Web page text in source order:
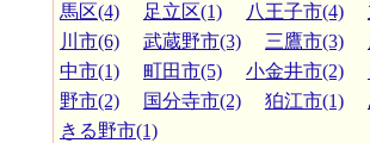
馬区(4)
足立区(1) 八王子市(4)
川市(6)
武蔵野市(3) 三鷹市(3)
中市(1)
町田市(5) 小金井市(2)
野市(2)
国分寺市(2) 狛江市(1)
きる野市(1)